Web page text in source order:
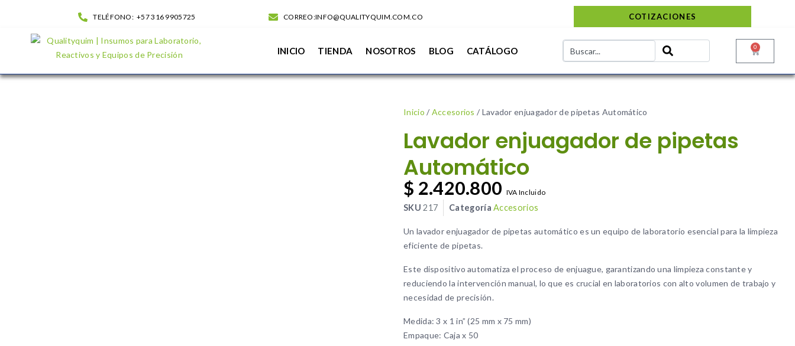
TELÉFONO: +57 316 9905725 CORREO:INFO@QUALITYQUIM.COM.CO COTIZACIONES
INICIO TIENDA NOSOTROS BLOG CATÁLOGO 0
Inicio / Accesorios / Lavador enjuagador de pipetas Automático
Lavador enjuagador de pipetas
Automático
$ 2.420.800 IVA Incluido
SKU217 Categoría Accesorios
Un lavador enjuagador de pipetas automático es un equipo de laboratorio esencial para la limpieza
eficiente de pipetas.
Este dispositivo automatiza el proceso de enjuague, garantizando una limpieza constante y
reduciendo la intervención manual, lo que es crucial en laboratorios con alto volumen de trabajo y
necesidad de precisión.
Medida: 3 x 1 in” (25 mm x 75 mm)
Empaque: Caja x 50